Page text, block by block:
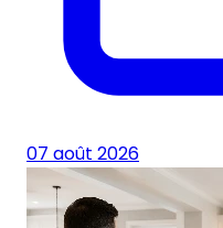
07 août 2026